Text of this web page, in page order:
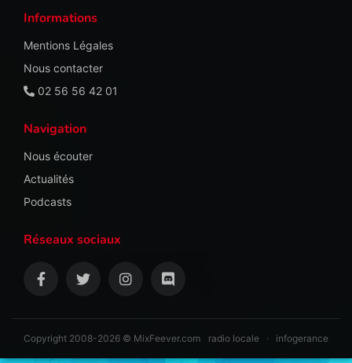
Informations
Mentions Légales
Nous contacter
02 56 56 42 01
Navigation
Nous écouter
Actualités
Podcasts
Réseaux sociaux
Copyright 2008-2026 © MixFeever.com radio locale · infogerance